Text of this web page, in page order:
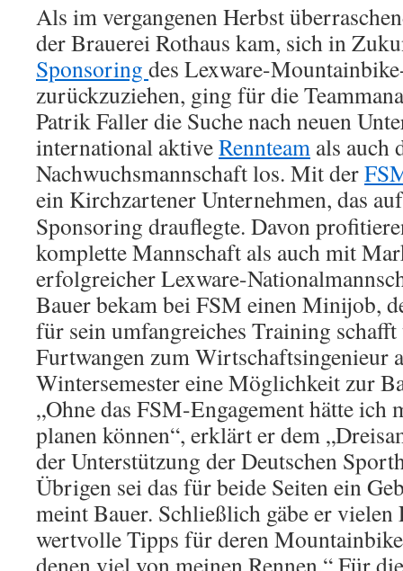
Als im vergangenen Herbst
der Brauerei Rothaus kam, sich in
Sponsoring des Lexware-
zurückzuziehen, ging für die
Patrik Faller die Suche nach neuen
international aktiveRennteam als auch
Nachwuchsmannschaft los. Mit der
ein Kirchzartener Unternehmen, das
Sponsoring drauflegte. Davon
komplette Mannschaft als auch mit
erfolgreicher Lexware-
Bauer bekam bei FSM einen Minijob,
für sein umfangreiches Training
Furtwangen zum Wirtschaftsingenieur
Wintersemester eine Möglichkeit zur
„Ohne das FSM-Engagement hätte ich
planen können“, erklärt er dem
der Unterstützung der Deutschen
Übrigen sei das für beide Seiten ein
meint Bauer. Schließlich gäbe er
wertvolle Tipps für deren
denen viel von meinen Rennen.“ Für